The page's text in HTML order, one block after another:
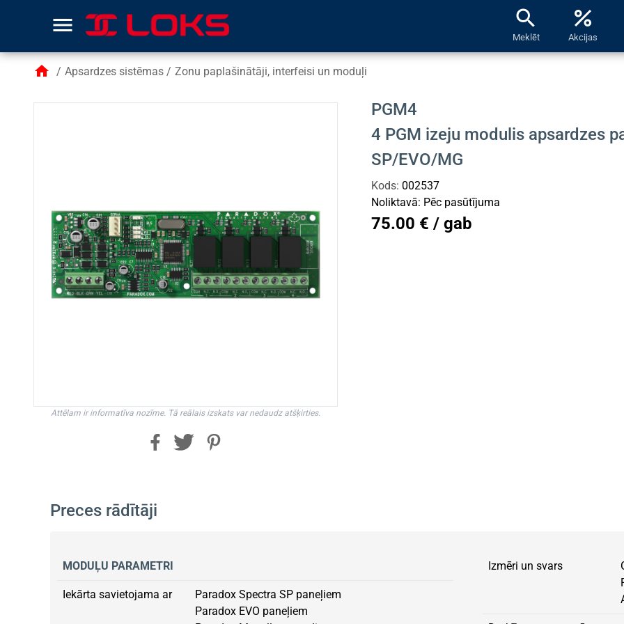
menu search
Meklēt
percent
Akcijas
home / Apsardzes sistēmas / Zonu paplašinātāji, interfeisi un moduļi
Attēlam ir informatīva nozīme. Tā reālais izskats var nedaudz atšķirties.
PGM4
4 PGM izeju modulis apsardzes
SP/EVO/MG
Kods: 002537
Noliktavā: Pēc pasūtījuma
75.00 € / gab
Preces rādītāji
MODUĻU PARAMETRI
Iekārta savietojama ar
Paradox Spectra SP paneļiem
Paradox EVO paneļiem
Izmēri un svars